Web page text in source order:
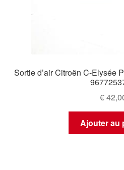
Sortie d’air Citroën C-Elysée
€
Ajouter au